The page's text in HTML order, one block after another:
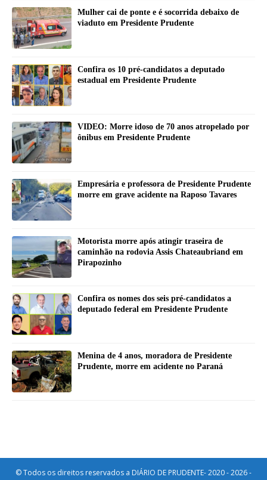
Mulher cai de ponte e é socorrida debaixo de
viaduto em Presidente Prudente
Confira os 10 pré-candidatos a deputado
estadual em Presidente Prudente
VIDEO: Morre idoso de 70 anos atropelado por
ônibus em Presidente Prudente
Empresária e professora de Presidente Prudente
morre em grave acidente na Raposo Tavares
Motorista morre após atingir traseira de
caminhão na rodovia Assis Chateaubriand em
Pirapozinho
Confira os nomes dos seis pré-candidatos a
deputado federal em Presidente Prudente
Menina de 4 anos, moradora de Presidente
Prudente, morre em acidente no Paraná
© Todos os direitos reservados a DIÁRIO DE PRUDENTE- 2020 - 2026 -